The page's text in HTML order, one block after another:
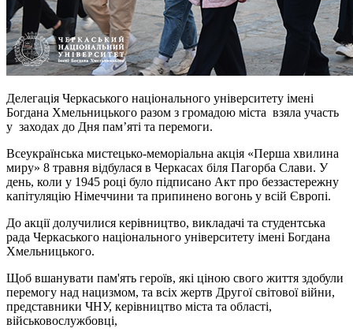
Делегація Черкаського національного університету імені
Богдана Хмельницького разом з громадою міста взяла участь
у заходах до Дня пам’яті та перемоги.
Всеукраїнська мистецько-меморіальна акція «Перша хвилина
миру» 8 травня відбулася в Черкасах біля Пагорба Слави. У
день, коли у 1945 році було підписано Акт про беззастережну
капітуляцію Німеччини та припинено вогонь у всій Європі.
До акції долучилися керівництво, викладачі та студентська
рада Черкаського національного університету імені Богдана
Хмельницького.
Щоб вшанувати пам'ять героїв, які ціною свого життя здобули
перемогу над нацизмом, та всіх жертв Другої світової війни,
представники ЧНУ, керівництво міста та області,
військовослужбовці,